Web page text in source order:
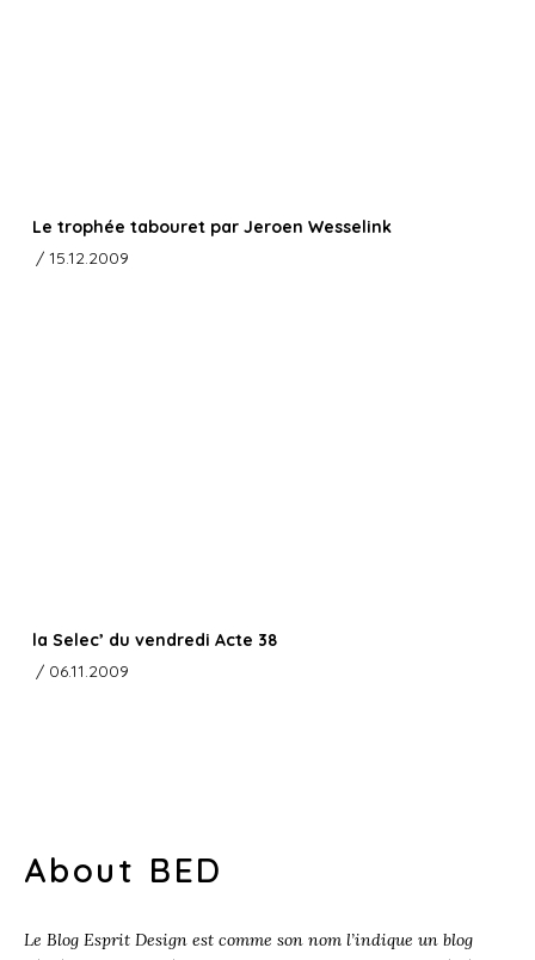
Le trophée tabouret par Jeroen Wesselink
/ 15.12.2009
la Selec’ du vendredi Acte 38
/ 06.11.2009
About BED
Le Blog Esprit Design est comme son nom l’indique un blog